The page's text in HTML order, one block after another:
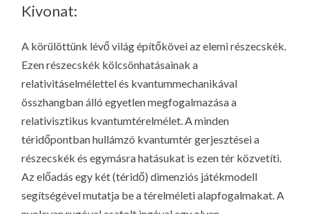
Kivonat:
A körülöttünk lévő világ építőkövei az elemi részecskék.
Ezen részecskék kölcsönhatásainak a
relativitáselmélettel és kvantummechanikával
összhangban álló egyetlen megfogalmazása a
relativisztikus kvantumtérelmélet. A minden
téridőpontban hullámzó kvantumtér gerjesztései a
részecskék és egymásra hatásukat is ezen tér közvetíti.
Az előadás egy két (téridő) dimenziós játékmodell
segítségével mutatja be a térelméleti alapfogalmakat. A